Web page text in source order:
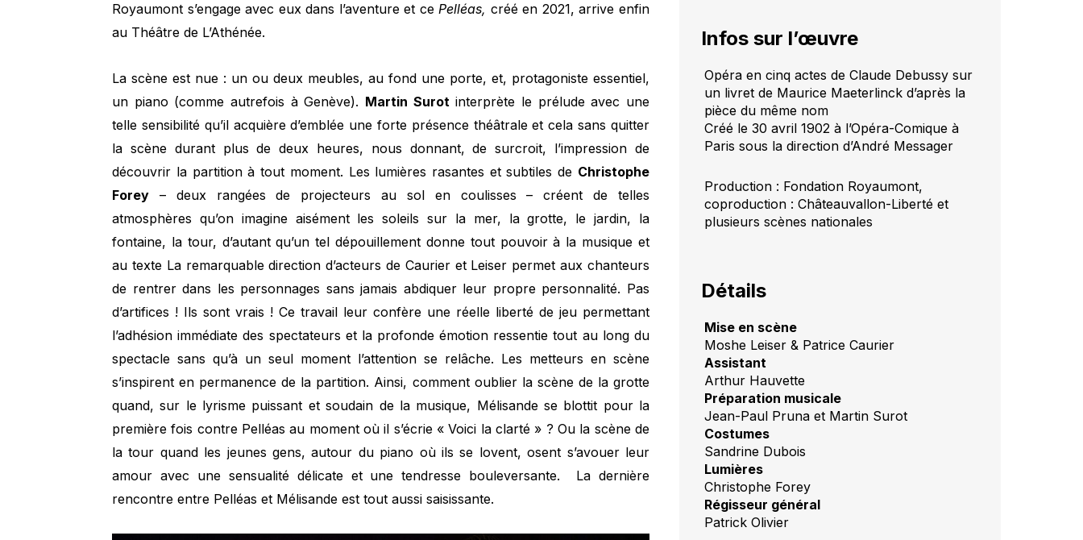
Royaumont s’engage avec eux dans l’aventure et cePelléas, créé en 2021, arrive enfin
au Théâtre de L’Athénée.
La scène est nue : un ou deux meubles, au fond une porte, et, protagoniste essentiel,
un piano (comme autrefois à Genève). Martin Surotinterprète le prélude avec une
telle sensibilité qu’il acquière d’emblée une forte présence théâtrale et cela sans quitter
la scène durant plus de deux heures, nous donnant, de surcroit, l’impression de
découvrir la partition à tout moment. Les lumières rasantes et subtiles de Christophe
Forey – deux rangées de projecteurs au sol en coulisses – créent de telles
atmosphères qu’on imagine aisément les soleils sur la mer, la grotte, le jardin, la
fontaine, la tour, d’autant qu’un tel dépouillement donne tout pouvoir à la musique et
au texte La remarquable direction d’acteurs de Caurier et Leiser permet aux chanteurs
de rentrer dans les personnages sans jamais abdiquer leur propre personnalité. Pas
d’artifices ! Ils sont vrais ! Ce travail leur confère une réelle liberté de jeu permettant
l’adhésion immédiate des spectateurs et la profonde émotion ressentie tout au long du
spectacle sans qu’à un seul moment l’attention se relâche. Les metteurs en scène
s’inspirent en permanence de la partition. Ainsi, comment oublier la scène de la grotte
quand, sur le lyrisme puissant et soudain de la musique, Mélisande se blottit pour la
première fois contre Pelléas au moment où il s’écrie « Voici la clarté » ? Ou la scène de
la tour quand les jeunes gens, autour du piano où ils se lovent, osent s’avouer leur
amour avec une sensualité délicate et une tendresse bouleversante. La dernière
rencontre entre Pelléas et Mélisande est tout aussi saisissante.
Infos sur l’œuvre
Opéra en cinq actes de Claude Debussy sur
un livret de Maurice Maeterlinck d’après la
pièce du même nom
Créé le 30 avril 1902 à l’Opéra-Comique à
Paris sous la direction d’André Messager
Production : Fondation Royaumont,
coproduction : Châteauvallon-Liberté et
plusieurs scènes nationales
Détails
Mise en scène
Moshe Leiser & Patrice Caurier
Assistant
Arthur Hauvette
Préparation musicale
Jean-Paul Pruna et Martin Surot
Costumes
Sandrine Dubois
Lumières
Christophe Forey
Régisseur général
Patrick Olivier